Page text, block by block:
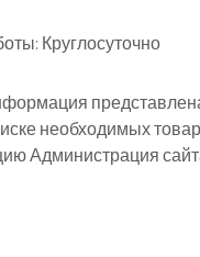
Круглосуточно
необходимых
Администрация